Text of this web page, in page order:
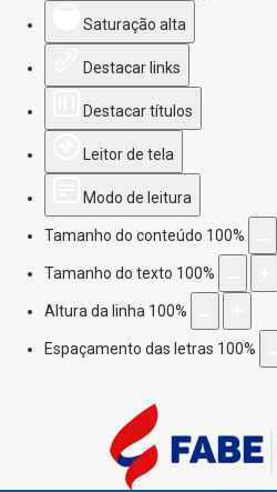
Saturação alta
Destacar links
Destacar títulos
Leitor de tela
Modo de leitura
Tamanho do conteúdo 100%
Tamanho do texto 100%
Altura da linha 100%
Espaçamento das letras 100%